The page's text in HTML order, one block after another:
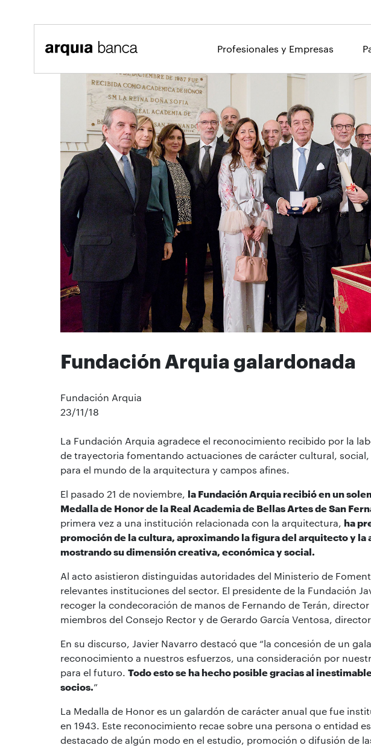
Profesionales y Empresas
Fundación Arquia galardonada
Fundación Arquia
23/11/18
La Fundación Arquia agradece el reconocimiento recibido por la
de trayectoria fomentando actuaciones de carácter cultural,
para el mundo de la arquitectura y campos afines.
El pasado 21 de noviembre, la Fundación Arquia recibió en un
Medalla de Honor de la Real Academia de Bellas Artes de San
primera vez a una institución relacionada con la arquitectura, ha
promoción de la cultura, aproximando la figura del arquitecto y la
mostrando su dimensión creativa, económica y social.
Al acto asistieron distinguidas autoridades del Ministerio de
relevantes instituciones del sector. El presidente de la Fundación
recoger la condecoración de manos de Fernando de Terán,
miembros del Consejo Rector y de Gerardo García Ventosa,
En su discurso, Javier Navarro destacó que “la concesión de un
reconocimiento a nuestros esfuerzos, una consideración por
para el futuro. Todo esto se ha hecho posible gracias al
socios.”
La Medalla de Honor es un galardón de carácter anual que fue
en 1943. Este reconocimiento recae sobre una persona o entidad
destacado de algún modo en el estudio, promoción o difusión de